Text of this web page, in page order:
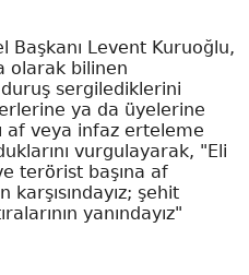
Başkanı Levent Kuruoğlu,
olarak bilinen
sergilediklerini
ya da üyelerine
af veya infaz erteleme
vurgulayarak, "Eli
terörist başına af
şehit
yanındayız"